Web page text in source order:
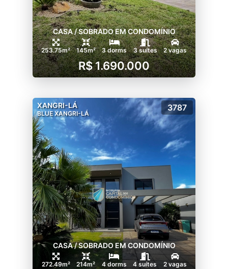
CASA / SOBRADO EM CONDOMÍNIO
253.75m² 145m² 3 dorms 3 suítes 2 vagas
R$ 1.690.000
XANGRI-LÁ
BLUE XANGRI-LÁ
3787
CASA / SOBRADO EM CONDOMÍNIO
272.49m² 214m² 4 dorms 4 suítes 2 vagas